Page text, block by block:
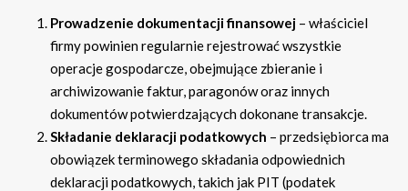
Prowadzenie dokumentacji finansowej – właściciel
firmy powinien regularnie rejestrować wszystkie
operacje gospodarcze, obejmujące zbieranie i
archiwizowanie faktur, paragonów oraz innych
dokumentów potwierdzających dokonane transakcje.
Składanie deklaracji podatkowych – przedsiębiorca ma
obowiązek terminowego składania odpowiednich
deklaracji podatkowych, takich jak PIT (podatek